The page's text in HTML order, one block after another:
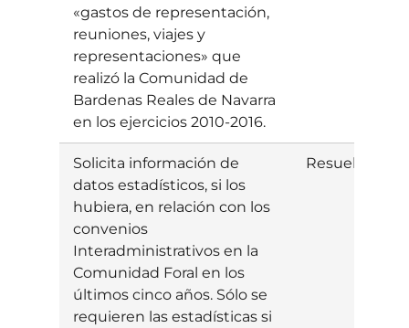
«gastos de representación,
reuniones, viajes y
representaciones» que
realizó la Comunidad de
Bardenas Reales de Navarra
en los ejercicios 2010-2016.
Solicita información de
datos estadísticos, si los
hubiera, en relación con los
convenios
Interadministrativos en la
Comunidad Foral en los
últimos cinco años. Sólo se
requieren las estadísticas si
Resuelta